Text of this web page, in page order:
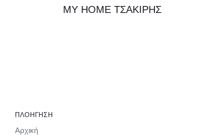
MY HOME ΤΣΑΚΙΡΗΣ
ΠΛΟΗΓΗΣΗ
Αρχική